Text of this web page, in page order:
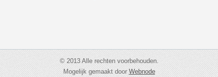
© 2013 Alle rechten voorbehouden.
Mogelijk gemaakt doorWebnode